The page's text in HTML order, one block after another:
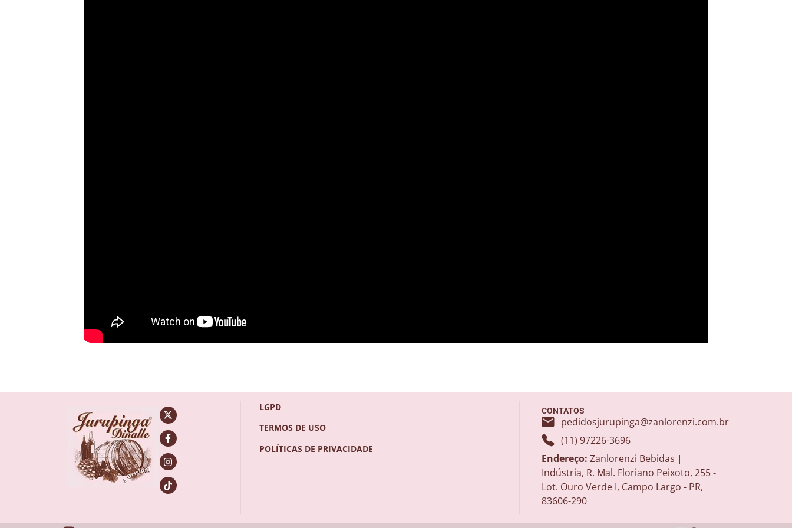
LGPD
TERMOS DE USO
POLÍTICAS DE PRIVACIDADE
CONTATOS
pedidosjurupinga@zanlorenzi.com.br
(11) 97226-3696
Endereço: Zanlorenzi Bebidas |
Indústria, R. Mal. Floriano Peixoto, 255 -
Lot. Ouro Verde I, Campo Largo - PR,
83606-290